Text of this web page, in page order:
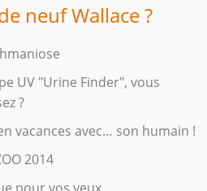
neuf Wallace ?
UV "Urine Finder", vous
?
vacances avec… son humain !
2014